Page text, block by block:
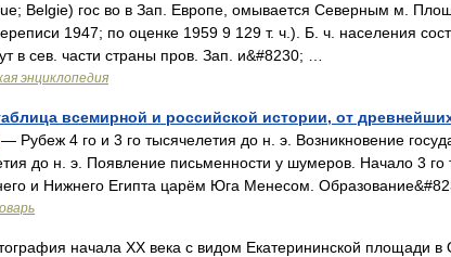
Belgie) гос во в Зап. Европе, омывается Северным м.
1947; по оценке 1959 9 129 т. ч.). Б. ч. населения
в сев. части страны пров. Зап. и&#8230; …
энциклопедия
всемирной и российской истории, от
— Рубеж 4 го и 3 го тысячелетия до н. э. Возникновение
до н. э. Появление письменности у шумеров. Начало 3 го
и Нижнего Египта царём Юга Менесом.
начала XX века с видом Екатерининской площади в